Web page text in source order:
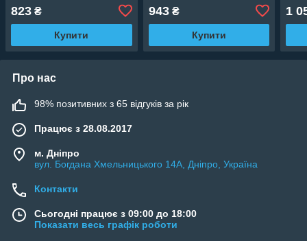
823 ₴
Купити
943₴
Купити
1
Про нас
98% позитивних з 65 відгуків за рік
Працює з 28.08.2017
м. Дніпро
вул. Богдана Хмельницького 14А, Дніпро, Україна
Контакти
Сьогодні працює з 09:00 до 18:00
Показати весь графік роботи